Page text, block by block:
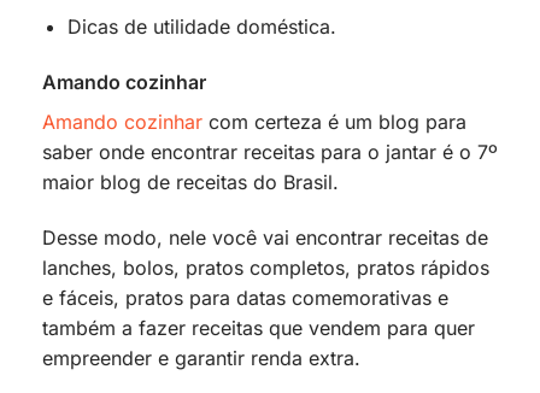
Dicas de utilidade doméstica.
Amando cozinhar
Amando cozinhar com certeza é um blog para
saber onde encontrar receitas para o jantar é o 7º
maior blog de receitas do Brasil.
Desse modo, nele você vai encontrar receitas de
lanches, bolos, pratos completos, pratos rápidos
e fáceis, pratos para datas comemorativas e
também a fazer receitas que vendem para quer
empreender e garantir renda extra.